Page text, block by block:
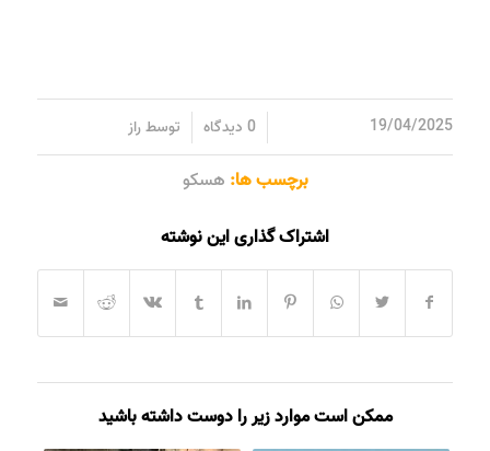
19/04/2025 0 دیدگاه توسطراز
برچسب ها: هسکو
اشتراک گذاری این نوشته
ممکن است موارد زیر را دوست داشته باشید